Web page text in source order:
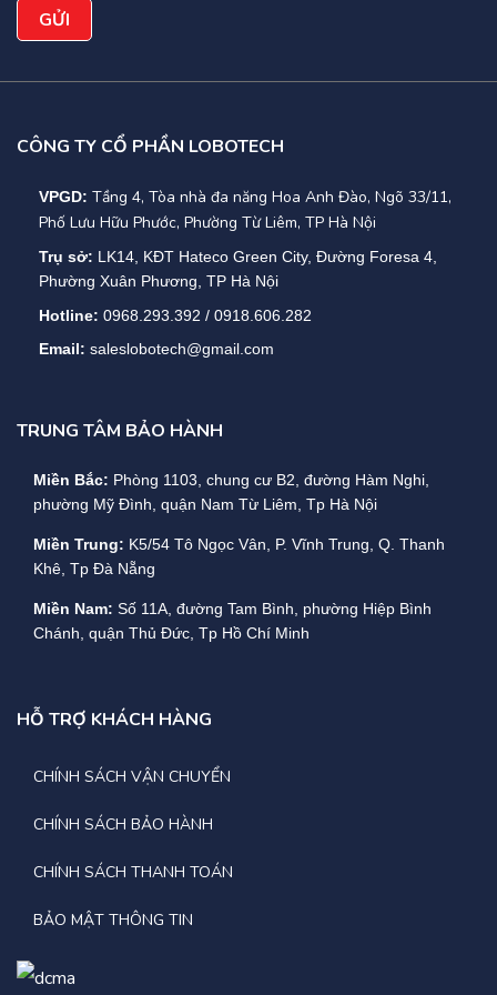
Santak Offline Blazer với giá ưu đãi nhất:
VPGD: phòng 1103, chung cư B2, Mỹ Đình 1, đường Hàm
Nghi, Phường Cầu Diễn, quận Nam Từ Liêm, Tp Hà Nội
CÔNG TY CỔ PHẦN LOBOTECH
VPGD: Tầng 4, Tòa nhà đa năng Hoa Anh Đào, Ngõ 33/11,
Phố Lưu Hữu Phước, Phường Từ Liêm, TP Hà Nội
Trụ sở: LK14, KĐT Hateco Green City, Đường Foresa 4,
Phường Xuân Phương, TP Hà Nội
Hotline: 0968.293.392 / 0918.606.282
Email: saleslobotech@gmail.com
TRUNG TÂM BẢO HÀNH
Miền Bắc: Phòng 1103, chung cư B2, đường Hàm Nghi,
phường Mỹ Đình, quận Nam Từ Liêm, Tp Hà Nội
Miền Trung: K5/54 Tô Ngọc Vân, P. Vĩnh Trung, Q. Thanh
Khê, Tp Đà Nẵng
Miền Nam: Số 11A, đường Tam Bình, phường Hiệp Bình
Chánh, quận Thủ Đức, Tp Hồ Chí Minh
HỖ TRỢ KHÁCH HÀNG
CHÍNH SÁCH VẬN CHUYỂN
CHÍNH SÁCH BẢO HÀNH
CHÍNH SÁCH THANH TOÁN
BẢO MẬT THÔNG TIN